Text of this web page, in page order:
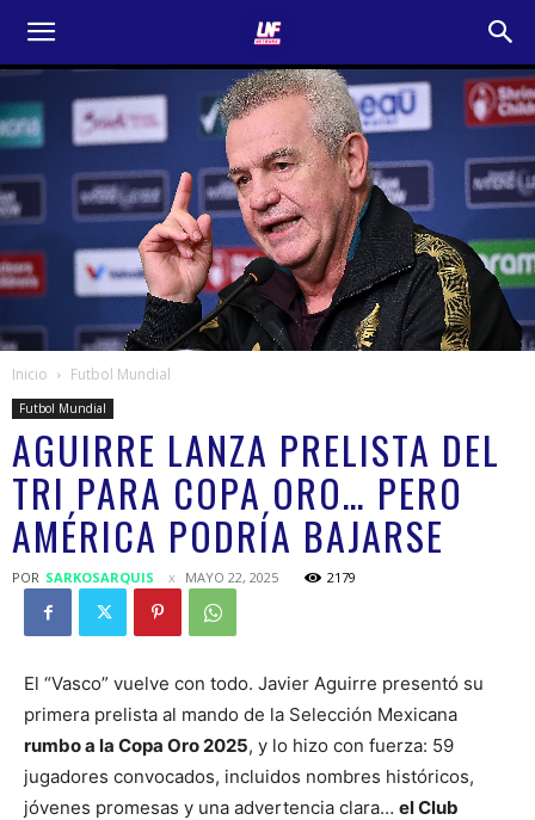
Inicio Futbol Mundial
Futbol Mundial
AGUIRRE LANZA PRELISTA DEL
TRI PARA COPA ORO… PERO
AMÉRICA PODRÍA BAJARSE
POR SARKOSARQUIS MAYO 22, 2025 2179
El “Vasco” vuelve con todo. Javier Aguirre presentó su
primera prelista al mando de la Selección Mexicana
rumbo a la Copa Oro 2025, y lo hizo con fuerza: 59
jugadores convocados, incluidos nombres históricos,
jóvenes promesas y una advertencia clara… el Club